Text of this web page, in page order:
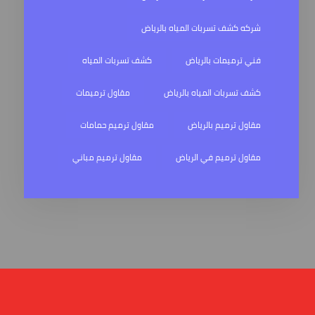
شركه كشف تسربات المياه بالرياض
فني ترميمات بالرياض
كشف تسربات المياه
كشف تسربات المياه بالرياض
مقاول ترميمات
مقاول ترميم بالرياض
مقاول ترميم حمامات
مقاول ترميم في الرياض
مقاول ترميم مباني